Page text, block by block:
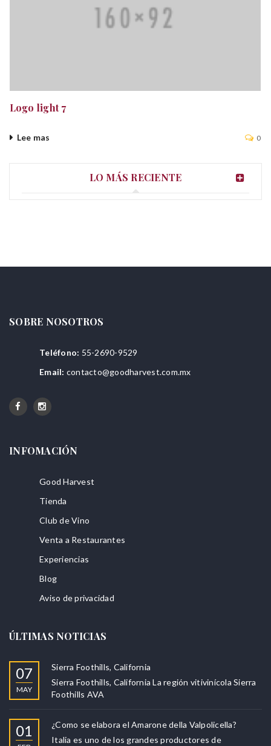
Logo light 7
Lee mas 0
LO MÁS RECIENTE
SOBRE NOSOTROS
Teléfono: 55-2690-9529
Email: contacto@goodharvest.com.mx
INFOMACIÓN
Good Harvest
Tienda
Club de Vino
Venta a Restaurantes
Experiencias
Blog
Aviso de privacidad
ÚLTIMAS NOTICIAS
07
MAY
Sierra Foothills, California
Sierra Foothills, California La región vitivinícola Sierra
Foothills AVA
01
¿Como se elabora el Amarone della Valpolicella?
Italia es uno de los grandes productores de